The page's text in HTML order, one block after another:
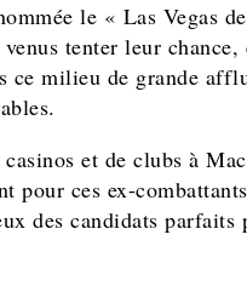
le « Las Vegas
tenter leur chance,
ce milieu de grande
et de clubs à
pour ces ex-
des candidats parfaits